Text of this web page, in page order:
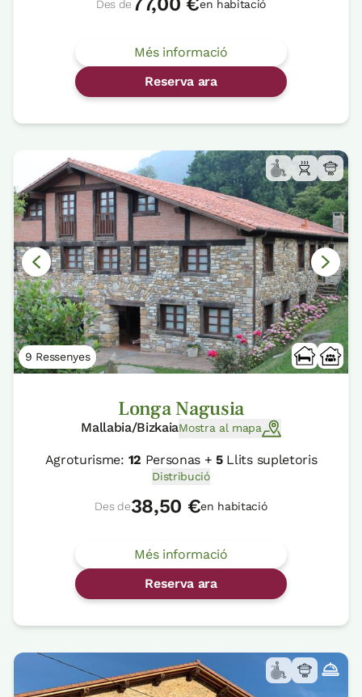
Des de en habitació
Més informació
Reserva ara
9 Ressenyes
Longa Nagusia
Mallabia/BizkaiaMostra al mapa
Agroturisme: 12 Personas +5Llits supletoris
Distribució
Des de38,50 €en habitació
Més informació
Reserva ara